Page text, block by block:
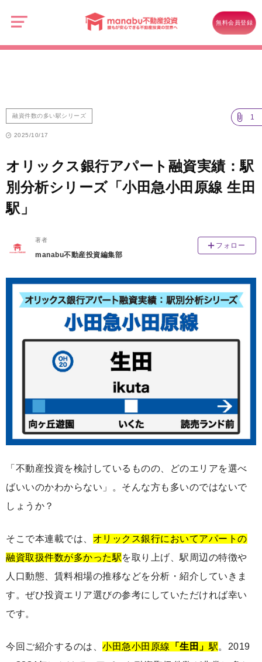
無料会員登録
融資件数の多い駅シリーズ
オリックス銀行アパート融資実績：駅別分析シリーズ「小田急小田原線
融資件数の多い駅シリーズ 1
2025/10/17
オリックス銀行アパート融資実績：駅
別分析シリーズ「小田急小田原線 生田
駅」
著者
manabu不動産投資編集部
フォロー
「不動産投資を検討しているものの、どのエリアを選べ
ばいいのかわからない」。そんな方も多いのではないで
しょうか？
そこで本連載では、 オリックス銀行においてアパートの
融資取扱件数が多かった駅を取り上げ、駅周辺の特徴や
人口動態、賃料相場の推移などを分析・紹介していきま
す。ぜひ投資エリア選びの参考にしていただければ幸い
です。
今回ご紹介するのは、 小田急小田原線 「生田」 駅。2019